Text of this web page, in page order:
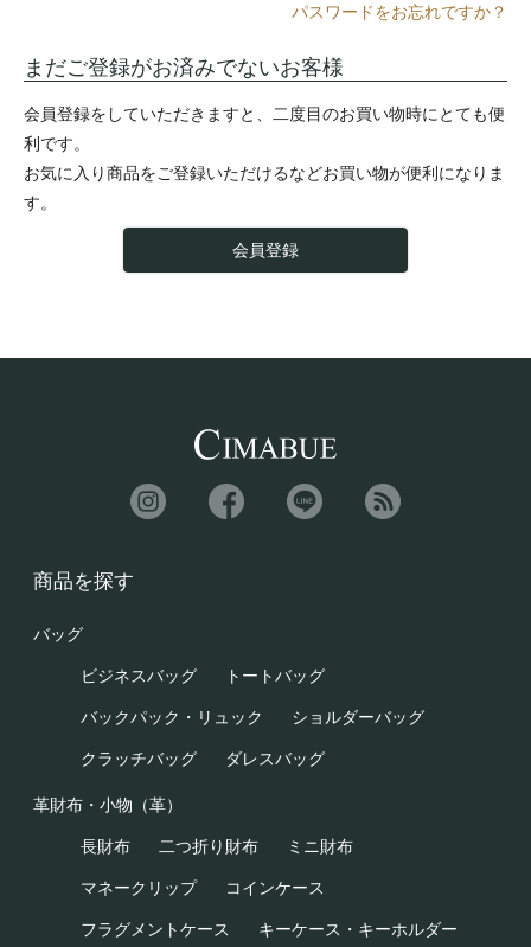
パスワードをお忘れですか？
まだご登録がお済みでないお客様
会員登録をしていただきますと、二度目のお買い物時にとても便
利です。
お気に入り商品をご登録いただけるなどお買い物が便利になりま
す。
会員登録
商品を探す
バッグ
ビジネスバッグ トートバッグ
バックパック・リュック ショルダーバッグ
クラッチバッグ ダレスバッグ
革財布・小物（革）
長財布 二つ折り財布 ミニ財布
マネークリップ コインケース
フラグメントケース キーケース・キーホルダー